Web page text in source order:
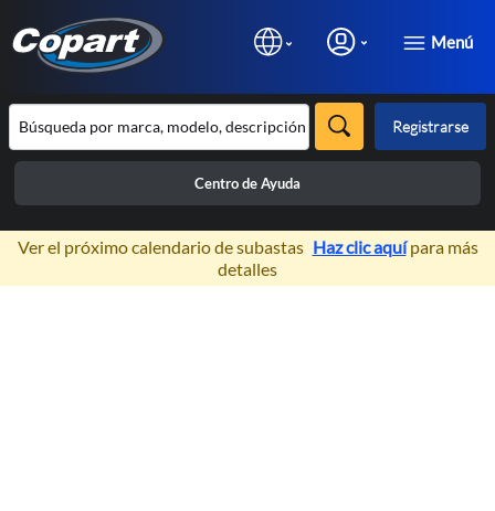
Menú
Registrarse
Centro de Ayuda
×
Ver el próximo calendario de subastas Haz clic aquípara más
detalles